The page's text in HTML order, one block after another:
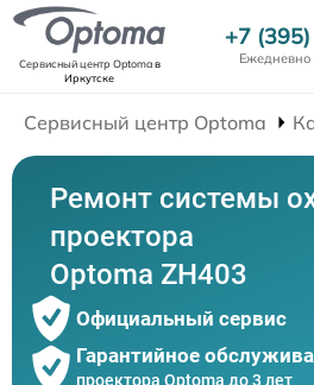
Сервисный центр Optomaв
Иркутске
+7
Сервисный центр Optoma
Ремонт системы
проектора
Optoma ZH403
Официальный сервис
Гарантийное
проектора Optoma до 3 лет